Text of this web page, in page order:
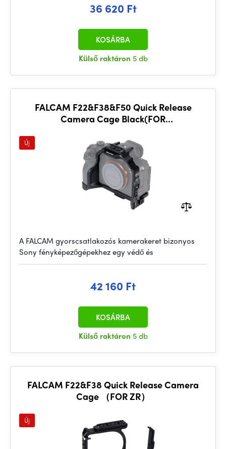
36 620 Ft
Külső raktáron 5 db
KOSÁRBA
FALCAM F22&F38&F50 Quick Release
Camera Cage Black(FOR
Új
A FALCAM gyorscsatlakozós kamerakeret bizonyos
Sony fényképezőgépekhez egy védő és
42 160 Ft
Külső raktáron 5 db
KOSÁRBA
FALCAM F22&F38 Quick Release Camera
Cage （FOR ZR）
Új